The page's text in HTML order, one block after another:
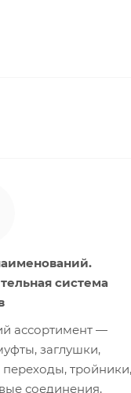
система
ассортимент —
заглушки,
тройники,
соединения,